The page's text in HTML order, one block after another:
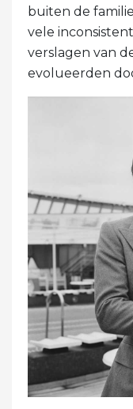
buiten de
vele
verslagen van
evolueerden